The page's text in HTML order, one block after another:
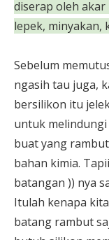
diserap oleh akar
lepek, minyakan,
Sebelum
ngasih tau juga,
bersilikon itu
untuk
buat yang
bahan kimia.
batangan )) nya
Itulah kenapa
batang rambut